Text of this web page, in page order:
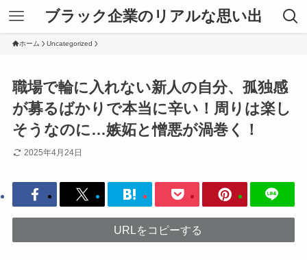
ブラック企業のリアルな思い出
ホーム Uncategorized
職場で輪に入れない新人の自分、孤独感
が募るばかりで本当に辛い！周りは楽し
そうなのに…嫉妬と憎悪が渦巻く！
2025年4月24日
URLをコピーする